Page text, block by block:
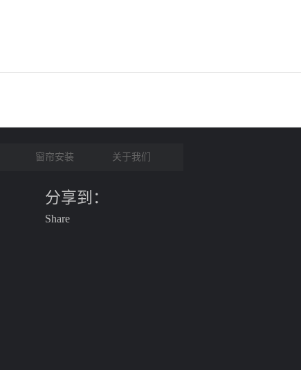
窗帘安装 关于我们
分享到：
Share